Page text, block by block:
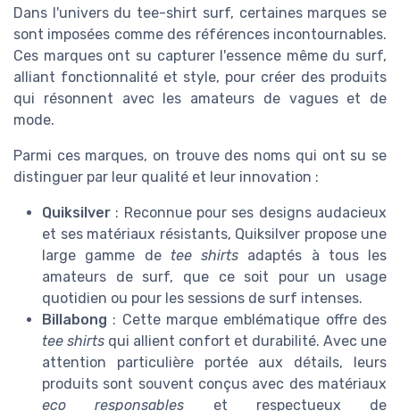
Dans l'univers du tee-shirt surf, certaines marques se
sont imposées comme des références incontournables.
Ces marques ont su capturer l'essence même du surf,
alliant fonctionnalité et style, pour créer des produits
qui résonnent avec les amateurs de vagues et de
mode.
Parmi ces marques, on trouve des noms qui ont su se
distinguer par leur qualité et leur innovation :
Quiksilver : Reconnue pour ses designs audacieux
et ses matériaux résistants, Quiksilver propose une
large gamme de tee shirts adaptés à tous les
amateurs de surf, que ce soit pour un usage
quotidien ou pour les sessions de surf intenses.
Billabong : Cette marque emblématique offre des
tee shirts qui allient confort et durabilité. Avec une
attention particulière portée aux détails, leurs
produits sont souvent conçus avec des matériaux
eco responsables et respectueux de